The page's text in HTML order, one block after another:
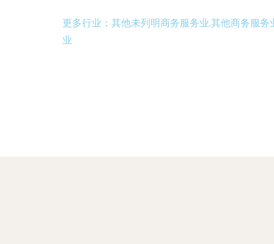
更多行业： 其他未列明商务服务业,其他商务服
业